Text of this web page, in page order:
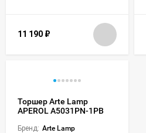
11 190 ₽
Торшер Arte Lamp
APEROL A5031PN-1PB
Бренд: Arte Lamp